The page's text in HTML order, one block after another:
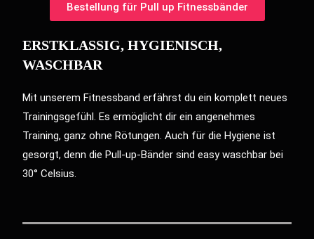
Bestellung für Pull up Fitnessbänder
ERSTKLASSIG, HYGIENISCH,
WASCHBAR
Mit unserem Fitnessband erfährst du ein komplett neues
Trainingsgefühl. Es ermöglicht dir ein angenehmes
Training, ganz ohne Rötungen. Auch für die Hygiene ist
gesorgt, denn die Pull-up-Bänder sind easy waschbar bei
30° Celsius.